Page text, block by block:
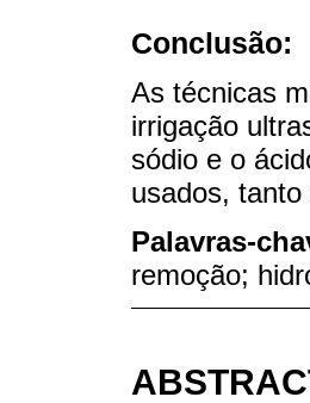
Conclusão:
As técnicas
irrigação
sódio e o
usados,
Palavras-
remoção;